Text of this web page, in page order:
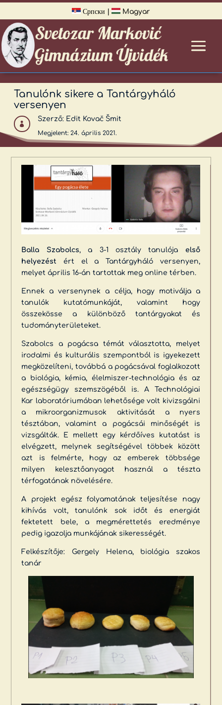
Српски Magyar
Tanulónk sikere a Tantárgyháló
versenyen

Szerző: Edit Kovač Šmit
Megjelent: 24. április 2021.
Balla Szabolcs, a 3-1 osztály tanulója első
helyezést ért el a Tantárgyháló versenyen,
melyet április 16-án tartottak meg online térben.
Ennek a versenynek a célja, hogy motiválja a
tanulók kutatómunkáját, valamint hogy
összekösse a különböző tantárgyakat és
tudományterületeket.
Szabolcs a pogácsa témát választotta, melyet
irodalmi és kulturális szempontból is igyekezett
megközelíteni, továbbá a pogácsával foglalkozott
a biológia, kémia, élelmiszer-technológia és az
egészségügy szemszögéből is. A Technológiai
Kar laboratóriumában lehetősége volt kivizsgálni
a mikroorganizmusok aktivitását a nyers
tésztában, valamint a pogácsái minőségét is
vizsgálták. E mellett egy kérdőíves kutatást is
elvégzett, melynek segítségével többek között
azt is felmérte, hogy az emberek többsége
milyen kelesztőanyagot használ a tészta
térfogatának növelésére.
A projekt egész folyamatának teljesítése nagy
kihívás volt, tanulónk sok időt és energiát
fektetett bele, a megmérettetés eredménye
pedig igazolja munkájának sikerességét.
Felkészítője: Gergely Helena, biológia szakos
tanár